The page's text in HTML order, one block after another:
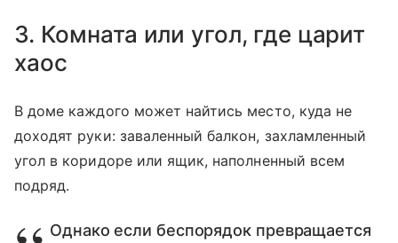
3. Комната или угол, где царит
хаос
В доме каждого может найтись место, куда не
доходят руки: заваленный балкон, захламленный
угол в коридоре или ящик, наполненный всем
подряд.
Однако если беспорядок превращается